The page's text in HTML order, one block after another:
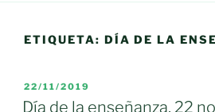
ETIQUETA: DÍA DE LA
PUBLICADO
EL
22/11/2019
Día de la enseñanza, 22